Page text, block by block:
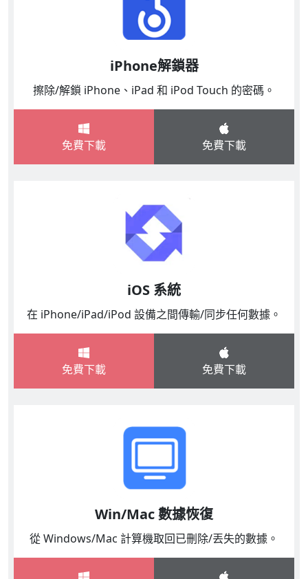
iPhone解鎖器
擦除/解鎖 iPhone、iPad 和 iPod Touch 的密碼。
免費下載 免費下載
iOS 系統
在 iPhone/iPad/iPod 設備之間傳輸/同步任何數據。
免費下載 免費下載
Win/Mac 數據恢復
從 Windows/Mac 計算機取回已刪除/丟失的數據。